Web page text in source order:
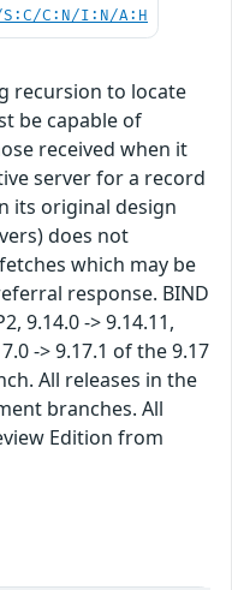
S:C/C:N/I:N/A:H
recursion to locate
be capable of
received when it
server for a record
its original design
does not
which may be
response. BIND
9.14.0 -> 9.14.11,
-> 9.17.1 of the 9.17
All releases in the
branches. All
Edition from